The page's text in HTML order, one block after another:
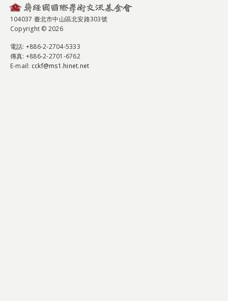
104037 臺北市中山區北安路303號
Copyright © 2026
電話: +886-2-2704-5333
傳真: +886-2-2701-6762
E-mail: cckf@ms1.hinet.net